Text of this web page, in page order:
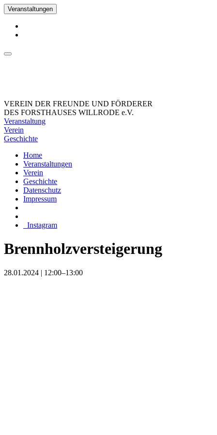
Veranstaltungen
VEREIN DER FREUNDE UND FÖRDERER
DES FORSTHAUSES WILLRODE e.V.
Veranstaltung
Verein
Geschichte
Home
Veranstaltungen
Verein
Geschichte
Datenschutz
Impressum
_Instagram
Brennholzversteigerung
28.01.2024 | 12:00–13:00